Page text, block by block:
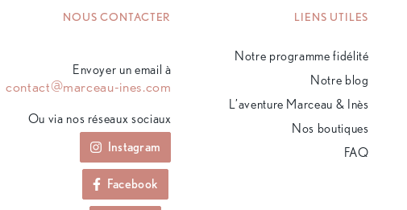
NOUS CONTACTER
Envoyer un email à
contact@marceau-ines.com
Ou via nos réseaux sociaux
Instagram
Facebook
LIENS UTILES
Notre programme fidélité
Notre blog
L’aventure Marceau & Inès
Nos boutiques
FAQ